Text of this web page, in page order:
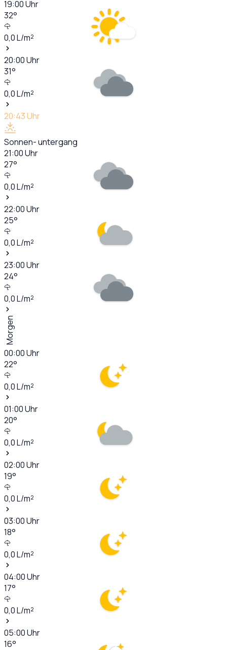
19:00Uhr
32°
0,0L/m²
20:00Uhr
31°
0,0L/m²
20:43Uhr
Sonnen- untergang
21:00Uhr
27°
0,0L/m²
22:00Uhr
25°
0,0L/m²
23:00Uhr
24°
0,0L/m²
Morgen
00:00Uhr
22°
0,0L/m²
01:00Uhr
20°
0,0L/m²
02:00Uhr
19°
0,0L/m²
03:00Uhr
18°
0,0L/m²
04:00Uhr
17°
0,0L/m²
05:00Uhr
16°